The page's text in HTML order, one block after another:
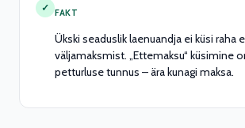
✓ FAKT
Ükski seaduslik laenuandja ei küsi raha
väljamaksmist. „Ettemaksu“ küsimine
petturluse tunnus – ära kunagi maksa.